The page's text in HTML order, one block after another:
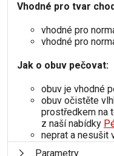
Vhodné pro tvar
vhodné pro
vhodné pro
Jak o obuv pečovat:
obuv je vhodné
obuv očistěte
prostředkem na
z naší nabídky
neprat a nesušit
Parametry